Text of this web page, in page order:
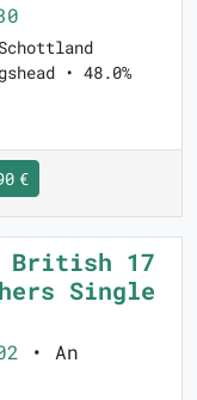
• 48.0%
€
British 17
Single
• An